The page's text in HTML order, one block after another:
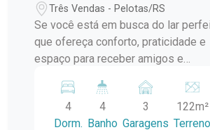
Três Vendas - Pelotas/RS
Se você está em busca do lar
que ofereça conforto, praticidade e
espaço para receber amigos e
Apresentamos uma encantadora
residência com uma série de
comodidades que tornam o dia a dia
4
Dorm.
4
Banho
3
Garagens
122m²
Terreno